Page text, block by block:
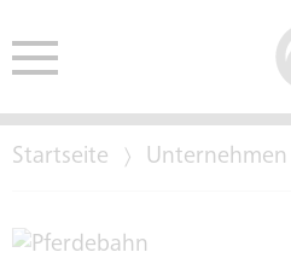
Startseite Unternehmen